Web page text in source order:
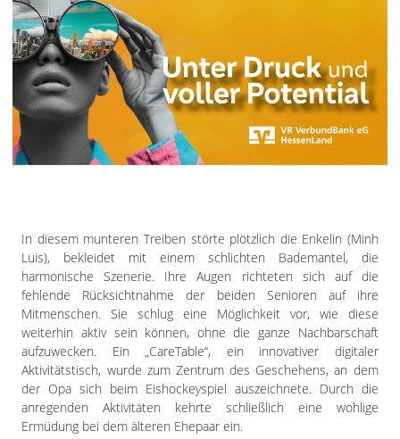
In diesem munteren Treiben störte plötzlich die Enkelin (Minh
Luis), bekleidet mit einem schlichten Bademantel, die
harmonische Szenerie. Ihre Augen richteten sich auf die
fehlende Rücksichtnahme der beiden Senioren auf ihre
Mitmenschen. Sie schlug eine Möglichkeit vor, wie diese
weiterhin aktiv sein können, ohne die ganze Nachbarschaft
aufzuwecken. Ein „CareTable“, ein innovativer digitaler
Aktivitätstisch, wurde zum Zentrum des Geschehens, an dem
der Opa sich beim Eishockeyspiel auszeichnete. Durch die
anregenden Aktivitäten kehrte schließlich eine wohlige
Ermüdung bei dem älteren Ehepaar ein.